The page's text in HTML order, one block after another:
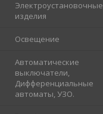
Электроустановочные
изделия
Освещение
Автоматические
выключатели,
Дифференциальные
автоматы, УЗО.